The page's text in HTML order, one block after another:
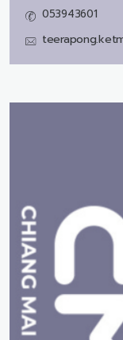
053943601